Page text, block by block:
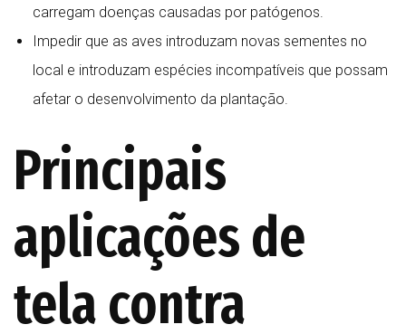
carregam doenças causadas por patógenos.
Impedir que as aves introduzam novas sementes no
local e introduzam espécies incompatíveis que possam
afetar o desenvolvimento da plantação.
Principais
aplicações de
tela contra